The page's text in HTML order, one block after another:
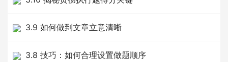
3.9 如何做到文章立意清晰
3.8 技巧：如何合理设置做题顺序